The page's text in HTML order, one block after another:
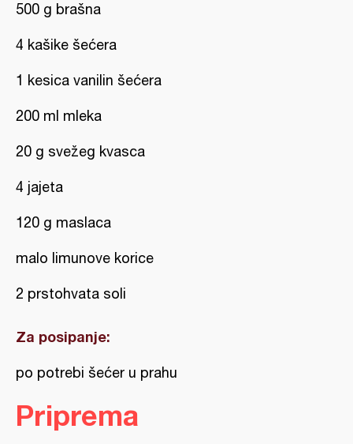
500 g brašna
4 kašike šećera
1 kesica vanilin šećera
200 ml mleka
20 g svežeg kvasca
4 jajeta
120 g maslaca
malo limunove korice
2 prstohvata soli
Za posipanje:
po potrebi šećer u prahu
Priprema